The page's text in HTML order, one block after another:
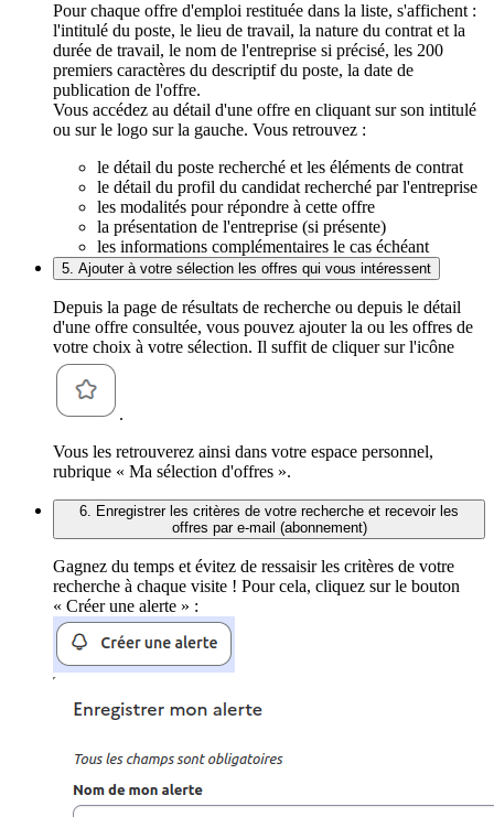
Pour chaque offre d'emploi restituée dans la liste, s'affichent :
l'intitulé du poste, le lieu de travail, la nature du contrat et la
durée de travail, le nom de l'entreprise si précisé, les 200
premiers caractères du descriptif du poste, la date de
publication de l'offre.
Vous accédez au détail d'une offre en cliquant sur son intitulé
ou sur le logo sur la gauche. Vous retrouvez :
le détail du poste recherché et les éléments de contrat
le détail du profil du candidat recherché par l'entreprise
les modalités pour répondre à cette offre
la présentation de l'entreprise (si présente)
les informations complémentaires le cas échéant
5. Ajouter à votre sélection les offres qui vous intéressent
Depuis la page de résultats de recherche ou depuis le détail
d'une offre consultée, vous pouvez ajouter la ou les offres de
votre choix à votre sélection. Il suffit de cliquer sur l'icône
.
Vous les retrouverez ainsi dans votre espace personnel,
rubrique « Ma sélection d'offres ».
6. Enregistrer les critères de votre recherche et recevoir les
offres par e-mail (abonnement)
Gagnez du temps et évitez de ressaisir les critères de votre
recherche à chaque visite ! Pour cela, cliquez sur le bouton
« Créer une alerte » :